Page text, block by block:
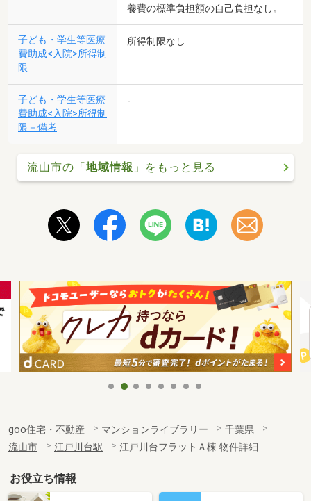
養費の標準負担額の自己負担なし。
子ども・学生等医療
費助成<入院>所得制
限
所得制限なし
子ども・学生等医療
費助成<入院>所得制
限－備考
-
流山市の「地域情報 」をもっと見る
goo住宅・不動産 マンションライブラリー
千葉県
流山市
江戸川台駅 江戸川台フラットＡ棟 物件詳細
お役立ち情報